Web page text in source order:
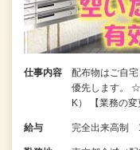
仕事内容
配布物はご自
優先します。
K） 【業務の変
給与 完全出来高制